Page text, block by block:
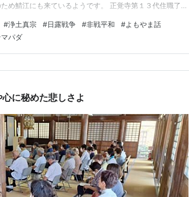
め鯖江にも来ているようです。 正覚寺第１３代住職了念
１日午前８時入隊 歩兵第三十六連隊補充大隊に編入さ
一員として派兵さ…
#浄土真宗 #日露戦争 #非戦平和 #よもやま話
マパダ
に秘めた悲しさよ